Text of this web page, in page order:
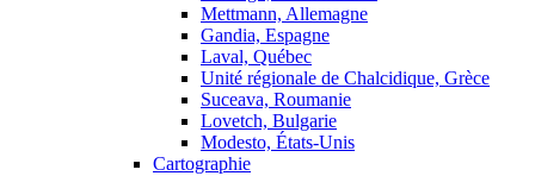
Mettmann, Allemagne
Gandia, Espagne
Laval, Québec
Unité régionale de Chalcidique, Grèce
Suceava, Roumanie
Lovetch, Bulgarie
Modesto, États-Unis
Cartographie